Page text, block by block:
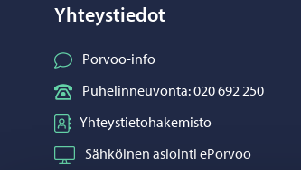
Yhteystiedot
Porvoo-info
Puhelinneuvonta: 020 692 250
Yhteystietohakemisto
Sähköinen asiointi ePorvoo